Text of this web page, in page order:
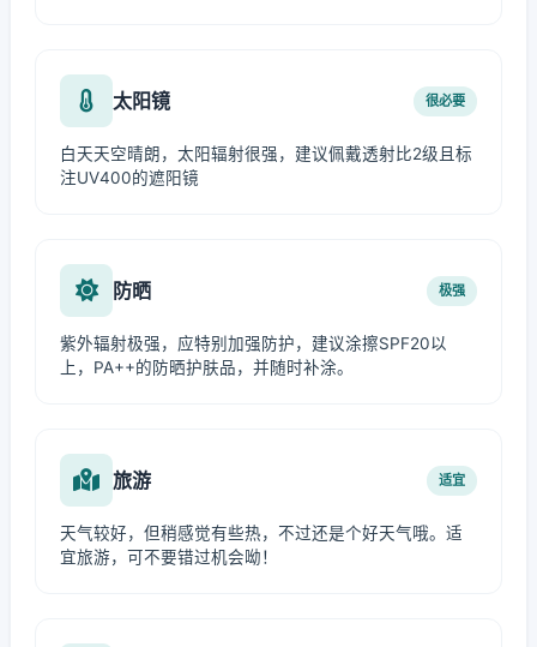
太阳镜 很必要
白天天空晴朗，太阳辐射很强，建议佩戴透射比2级且标
注UV400的遮阳镜
防晒 极强
紫外辐射极强，应特别加强防护，建议涂擦SPF20以
上，PA++的防晒护肤品，并随时补涂。
旅游 适宜
天气较好，但稍感觉有些热，不过还是个好天气哦。适
宜旅游，可不要错过机会呦！